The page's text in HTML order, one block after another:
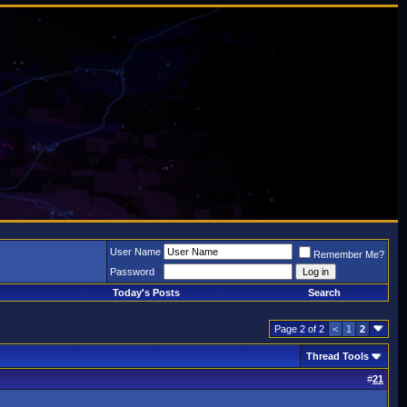
User Name
Remember Me?
Password
Today's Posts
Search
Page 2 of 2 < 1 2
Thread Tools
#21